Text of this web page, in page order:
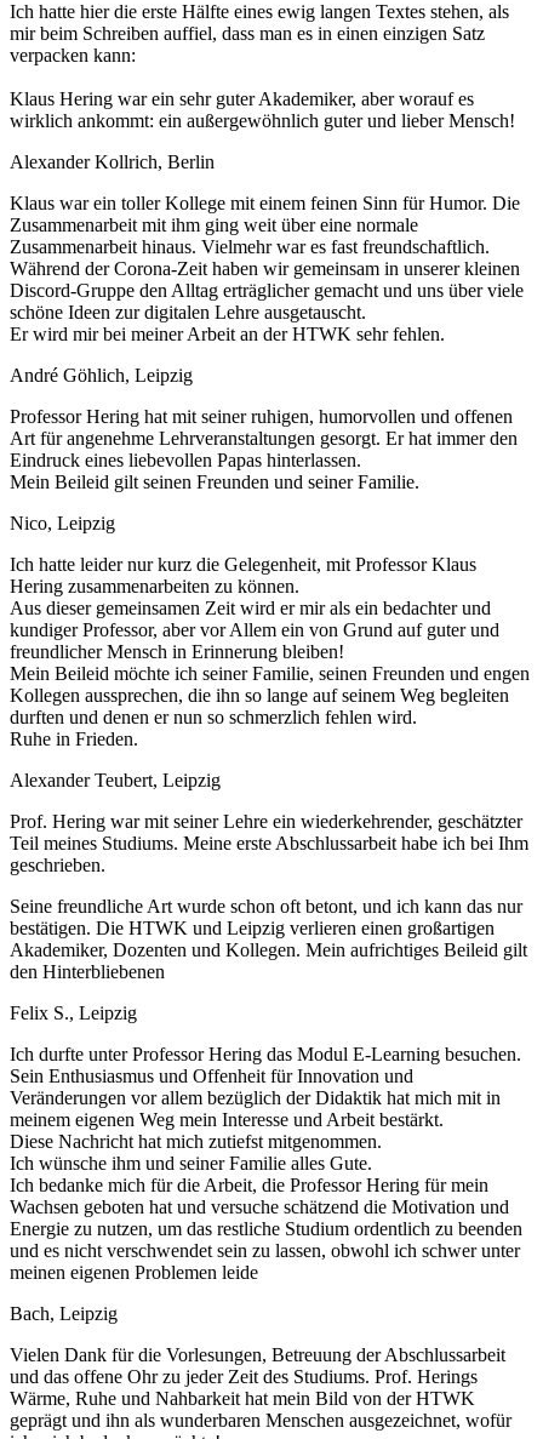
Ich hatte hier die erste Hälfte eines ewig langen Textes stehen, als
mir beim Schreiben auffiel, dass man es in einen einzigen Satz
verpacken kann:
Klaus Hering war ein sehr guter Akademiker, aber worauf es
wirklich ankommt: ein außergewöhnlich guter und lieber Mensch!
Alexander Kollrich, Berlin
Klaus war ein toller Kollege mit einem feinen Sinn für Humor. Die
Zusammenarbeit mit ihm ging weit über eine normale
Zusammenarbeit hinaus. Vielmehr war es fast freundschaftlich.
Während der Corona-Zeit haben wir gemeinsam in unserer kleinen
Discord-Gruppe den Alltag erträglicher gemacht und uns über viele
schöne Ideen zur digitalen Lehre ausgetauscht.
Er wird mir bei meiner Arbeit an der HTWK sehr fehlen.
André Göhlich, Leipzig
Professor Hering hat mit seiner ruhigen, humorvollen und offenen
Art für angenehme Lehrveranstaltungen gesorgt. Er hat immer den
Eindruck eines liebevollen Papas hinterlassen.
Mein Beileid gilt seinen Freunden und seiner Familie.
Nico, Leipzig
Ich hatte leider nur kurz die Gelegenheit, mit Professor Klaus
Hering zusammenarbeiten zu können.
Aus dieser gemeinsamen Zeit wird er mir als ein bedachter und
kundiger Professor, aber vor Allem ein von Grund auf guter und
freundlicher Mensch in Erinnerung bleiben!
Mein Beileid möchte ich seiner Familie, seinen Freunden und engen
Kollegen aussprechen, die ihn so lange auf seinem Weg begleiten
durften und denen er nun so schmerzlich fehlen wird.
Ruhe in Frieden.
Alexander Teubert, Leipzig
Prof. Hering war mit seiner Lehre ein wiederkehrender, geschätzter
Teil meines Studiums. Meine erste Abschlussarbeit habe ich bei Ihm
geschrieben.
Seine freundliche Art wurde schon oft betont, und ich kann das nur
bestätigen. Die HTWK und Leipzig verlieren einen großartigen
Akademiker, Dozenten und Kollegen. Mein aufrichtiges Beileid gilt
den Hinterbliebenen
Felix S., Leipzig
Ich durfte unter Professor Hering das Modul E-Learning besuchen.
Sein Enthusiasmus und Offenheit für Innovation und
Veränderungen vor allem bezüglich der Didaktik hat mich mit in
meinem eigenen Weg mein Interesse und Arbeit bestärkt.
Diese Nachricht hat mich zutiefst mitgenommen.
Ich wünsche ihm und seiner Familie alles Gute.
Ich bedanke mich für die Arbeit, die Professor Hering für mein
Wachsen geboten hat und versuche schätzend die Motivation und
Energie zu nutzen, um das restliche Studium ordentlich zu beenden
und es nicht verschwendet sein zu lassen, obwohl ich schwer unter
meinen eigenen Problemen leide
Bach, Leipzig
Vielen Dank für die Vorlesungen, Betreuung der Abschlussarbeit
und das offene Ohr zu jeder Zeit des Studiums. Prof. Herings
Wärme, Ruhe und Nahbarkeit hat mein Bild von der HTWK
geprägt und ihn als wunderbaren Menschen ausgezeichnet, wofür